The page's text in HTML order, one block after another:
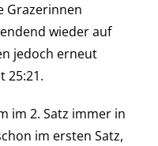
Grazerinnen
wieder auf
jedoch erneut
25:21.
im 2. Satz immer in
im ersten Satz,